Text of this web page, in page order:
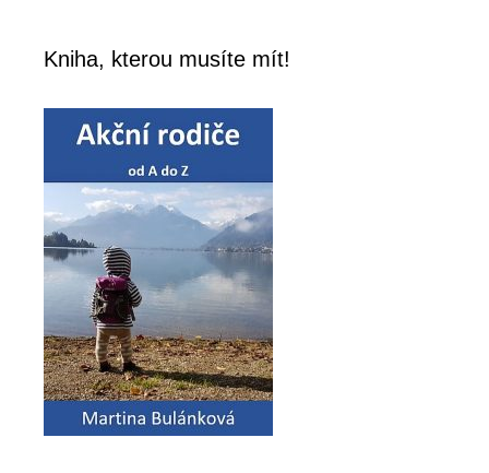
Kniha, kterou musíte mít!